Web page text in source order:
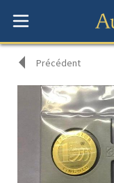
Précédent